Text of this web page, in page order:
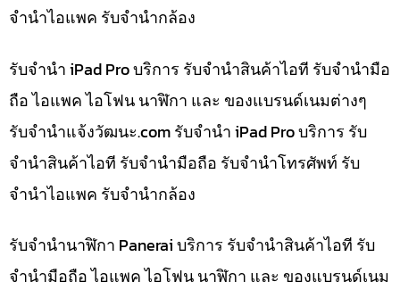
จำนำไอแพค รับจำนำกล้อง
รับจำนำ iPad Pro บริการ รับจำนำสินค้าไอที รับจำนำมือ
ถือ ไอแพค ไอโฟน นาฬิกา และ ของแบรนด์เนมต่างๆ
รับจํานําแจ้งวัฒนะ.com รับจำนำ iPad Pro บริการ รับ
จำนำสินค้าไอที รับจำนำมือถือ รับจำนำโทรศัพท์ รับ
จำนำไอแพค รับจำนำกล้อง
รับจำนำนาฬิกา Panerai บริการ รับจำนำสินค้าไอที รับ
จำนำมือถือ ไอแพค ไอโฟน นาฬิกา และ ของแบรนด์เนม